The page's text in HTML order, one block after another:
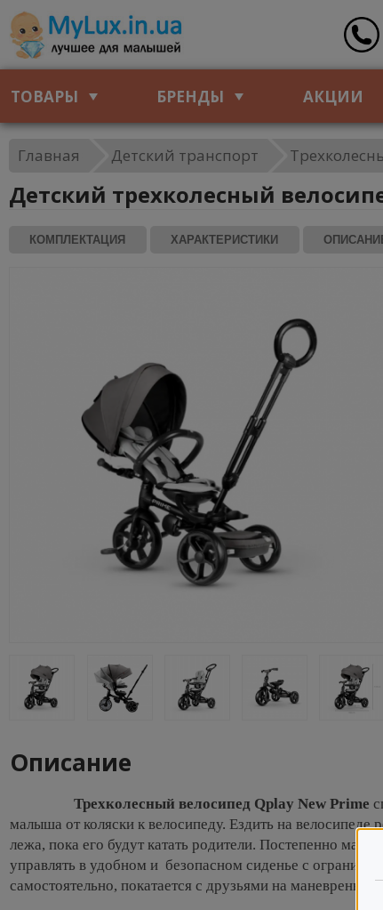
ТОВАРЫ БРЕНДЫ АКЦИИ
Главная Детский транспорт
Детский трехколесный
КОМПЛЕКТАЦИЯ ХАРАКТЕРИСТИКИ
Описание
Трехколесный велосипед Qplay New Prime
малыша от коляски к велосипеду. Ездить на велосипеде
лежа, пока его будут катать родители. Постепенно
управлять в удобном и безопасном сиденье с
самостоятельно, покатается с друзьями на маневренном